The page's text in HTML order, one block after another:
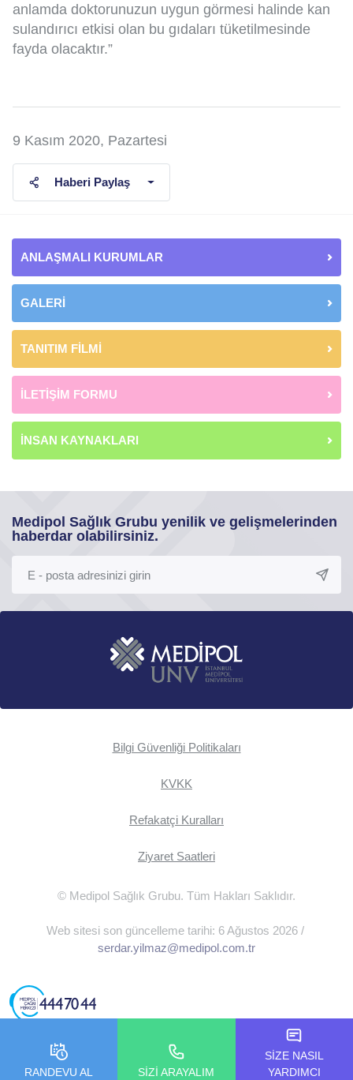
anlamda doktorunuzun uygun görmesi halinde kan
sulandırıcı etkisi olan bu gıdaları tüketilmesinde
fayda olacaktır.”
9 Kasım 2020, Pazartesi
Haberi Paylaş
ANLAŞMALI KURUMLAR
GALERİ
TANITIM FİLMİ
İLETİŞİM FORMU
İNSAN KAYNAKLARI
Medipol Sağlık Grubu yenilik ve gelişmelerinden
haberdar olabilirsiniz.
Bilgi Güvenliği Politikaları
KVKK
Refakatçi Kuralları
Ziyaret Saatleri
© Medipol Sağlık Grubu. Tüm Hakları Saklıdır.
Web sitesi son güncelleme tarihi: 6 Ağustos 2026 /
serdar.yilmaz@medipol.com.tr
RANDEVU AL SİZİ ARAYALIM
SİZE NASIL
YARDIMCI